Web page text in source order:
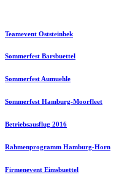
Teamevent Oststeinbek
Sommerfest Barsbuettel
Sommerfest Aumuehle
Sommerfest Hamburg-Moorfleet
Betriebsausflug 2016
Rahmenprogramm Hamburg-Horn
Firmenevent Eimsbuettel